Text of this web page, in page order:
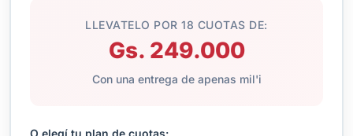
LLEVATELO POR 18 CUOTAS DE:
Gs. 249.000
Con una entrega de apenas mil'i
O elegí tu plan de cuotas: